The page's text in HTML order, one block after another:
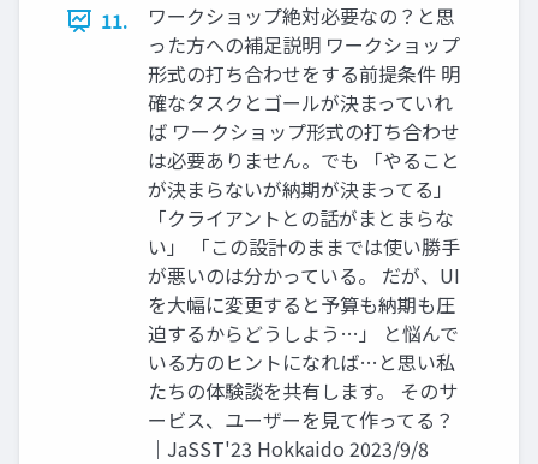
11.
ワークショップ絶対必要なの？と思
った方への補足説明 ワークショップ
形式の打ち合わせをする前提条件 明
確なタスクとゴールが決まっていれ
ば ワークショップ形式の打ち合わせ
は必要ありません。でも 「やること
が決まらないが納期が決まってる」
「クライアントとの話がまとまらな
い」 「この設計のままでは使い勝手
が悪いのは分かっている。 だが、UI
を大幅に変更すると予算も納期も圧
迫するからどうしよう…」 と悩んで
いる方のヒントになれば…と思い私
たちの体験談を共有します。 そのサ
ービス、ユーザーを見て作ってる？
｜JaSST'23 Hokkaido 2023/9/8